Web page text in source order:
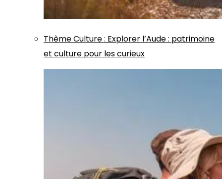
ThèmeCulture: Explorer l’Aude : patrimoine
et culture pour les curieux